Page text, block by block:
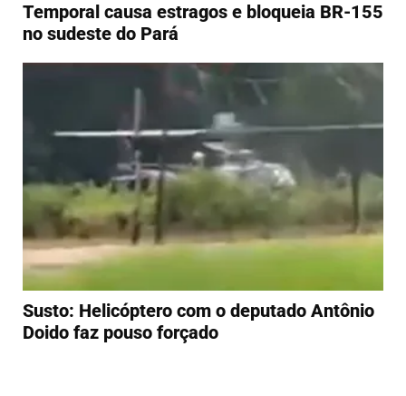
Temporal causa estragos e bloqueia BR-155
no sudeste do Pará
Susto: Helicóptero com o deputado Antônio
Doido faz pouso forçado